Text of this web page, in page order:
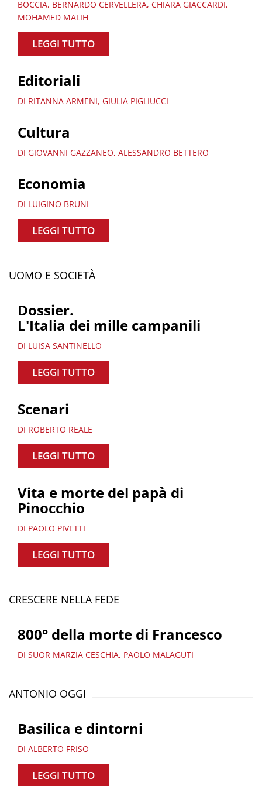
BOCCIA, BERNARDO CERVELLERA, CHIARA GIACCARDI,
MOHAMED MALIH
LEGGI TUTTO
Editoriali
DI RITANNA ARMENI, GIULIA PIGLIUCCI
Cultura
DI GIOVANNI GAZZANEO, ALESSANDRO BETTERO
Economia
DI LUIGINO BRUNI
LEGGI TUTTO
UOMO E SOCIETÀ
Dossier.
L'Italia dei mille campanili
DI LUISA SANTINELLO
LEGGI TUTTO
Scenari
DI ROBERTO REALE
LEGGI TUTTO
Vita e morte del papà di
Pinocchio
DI PAOLO PIVETTI
LEGGI TUTTO
CRESCERE NELLA FEDE
800° della morte di Francesco
DI SUOR MARZIA CESCHIA, PAOLO MALAGUTI
ANTONIO OGGI
Basilica e dintorni
DI ALBERTO FRISO
LEGGI TUTTO